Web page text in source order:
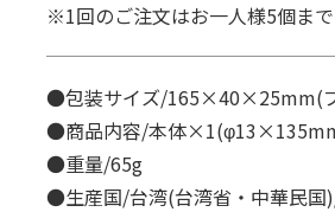
※1回のご注文はお一人様5個まで
●包装サイズ/165×40×25mm(
●商品内容/本体
●重量/65g
●生産国/台湾(台湾省・中華民